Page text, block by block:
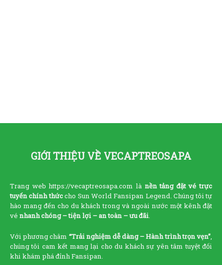
GIỚI THIỆU VỀ VECAPTREOSAPA
Trang web https://vecaptreosapa.com là nền tảng đặt vé trực
tuyến chính thứccho Sun World Fansipan Legend. Chúng tôi tự
hào mang đến cho du khách trong và ngoài nước một kênh đặt
vé nhanh chóng – tiện lợi – an toàn – ưu đãi.
Với phương châm “Trải nghiệm dễ dàng – Hành trình trọn vẹn”,
chúng tôi cam kết mang lại cho du khách sự yên tâm tuyệt đối
khi khám phá đỉnh Fansipan.